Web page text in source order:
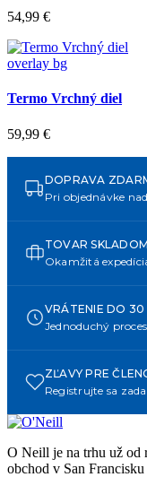
54,99 €
overlay bg
Termo Vrchný diel
59,99 €
DOPRAVA
Pri objednávke
TOVAR SKLADOM
Okamžitá
VRÁTENIE DO 30
Jednoduchý
ZĽAVY PRE
Registrujte sa
O Neill je na trhu už od
obchod v San